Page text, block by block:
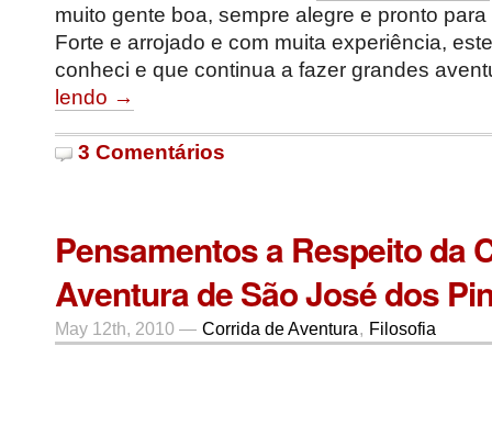
muito gente boa, sempre alegre e pronto
Forte e arrojado e com muita experiência,
conheci e que continua a fazer grandes
lendo →
3 Comentários
Pensamentos a Respeito da
Aventura de São José dos
May 12th, 2010 — Corrida de Aventura, Filosofia